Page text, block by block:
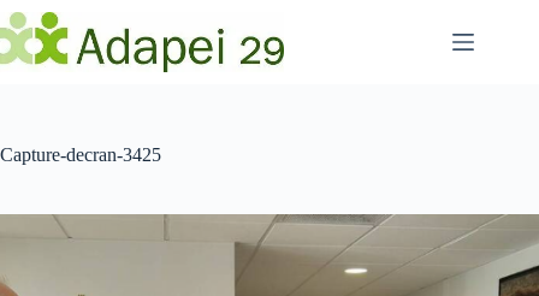
Passer
au
contenu
Capture-decran-3425